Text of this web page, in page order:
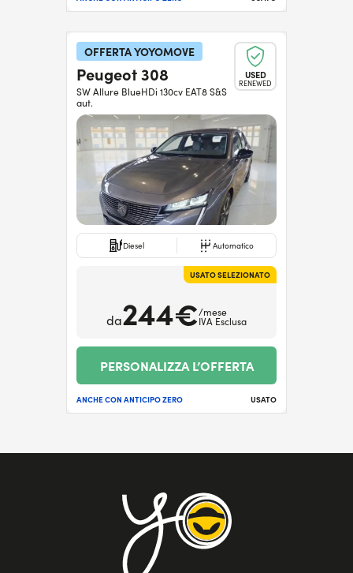
OFFERTA YOYOMOVE
USED
RENEWED
Peugeot 308
SW Allure BlueHDi 130cv EAT8 S&S
aut.
Diesel Automatico
USATO SELEZIONATO
da244€/mese
IVA Esclusa
PERSONALIZZA L’OFFERTA
ANCHE CON ANTICIPO ZERO USATO